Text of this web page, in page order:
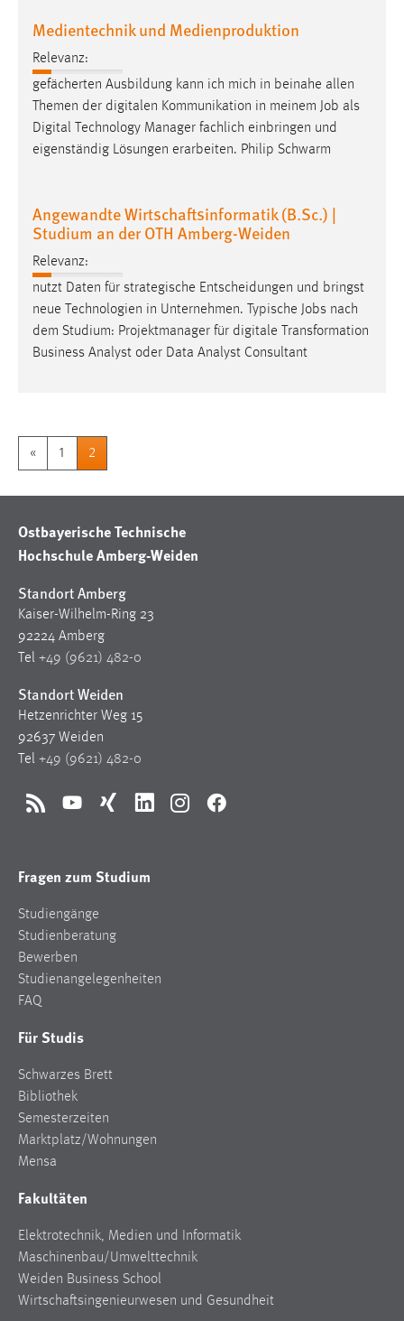
Medientechnik und Medienproduktion
Relevanz:
gefächerten Ausbildung kann ich mich in beinahe allen
Themen der digitalen Kommunikation in meinem Job als
Digital Technology Manager fachlich einbringen und
eigenständig Lösungen erarbeiten. Philip Schwarm
Angewandte Wirtschaftsinformatik (B.Sc.) |
Studium an der OTH Amberg-Weiden
Relevanz:
nutzt Daten für strategische Entscheidungen und bringst
neue Technologien in Unternehmen. Typische Jobs nach
dem Studium: Projektmanager für digitale Transformation
Business Analyst oder Data Analyst Consultant
« 1 2
Ostbayerische Technische
Hochschule Amberg-Weiden
Standort Amberg
Kaiser-Wilhelm-Ring 23
92224 Amberg
Tel +49 (9621) 482-0
Standort Weiden
Hetzenrichter Weg 15
92637 Weiden
Tel +49 (9621) 482-0
RSS YouTubeXing LinkedInInstagramFacebook
Fragen zum Studium
Studiengänge
Studienberatung
Bewerben
Studienangelegenheiten
FAQ
Für Studis
Schwarzes Brett
Bibliothek
Semesterzeiten
Marktplatz/Wohnungen
Mensa
Fakultäten
Elektrotechnik, Medien und Informatik
Maschinenbau/Umwelttechnik
Weiden Business School
Wirtschaftsingenieurwesen und Gesundheit